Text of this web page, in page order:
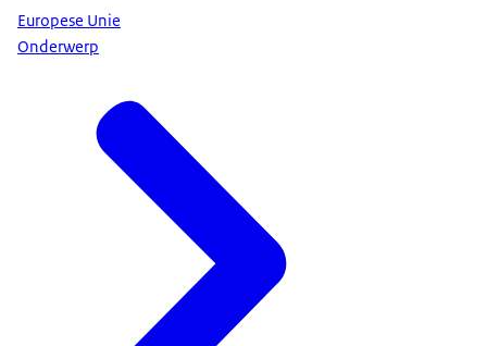
Europese Unie
Onderwerp